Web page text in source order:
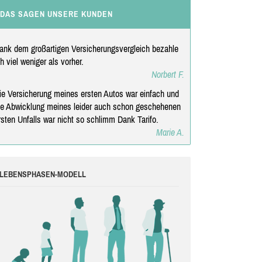
DAS SAGEN UNSERE KUNDEN
dem großartigen Versicherungsvergleich bezahle
viel weniger als vorher.
Norbert F.
Versicherung meines ersten Autos war einfach und
Abwicklung meines leider auch schon geschehenen
Unfalls war nicht so schlimm Dank Tarifo.
Marie A.
LEBENSPHASEN-MODELL